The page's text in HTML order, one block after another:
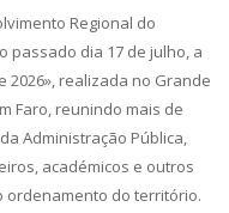
Regional do
passado dia 17 de julho, a
2026», realizada no Grande
Faro, reunindo mais de
Administração Pública,
académicos e outros
ordenamento do território.